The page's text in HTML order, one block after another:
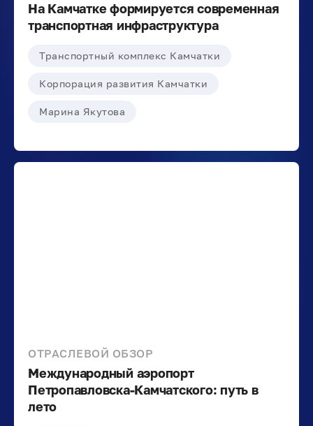
На Камчатке формируется современная
транспортная инфраструктура
Транспортный комплекс Камчатки
Корпорация развития Камчатки
Марина Якутова
ОТРАСЛЕВОЙ ОБЗОР
Международный аэропорт
Петропавловска-Камчатского: путь в
лето